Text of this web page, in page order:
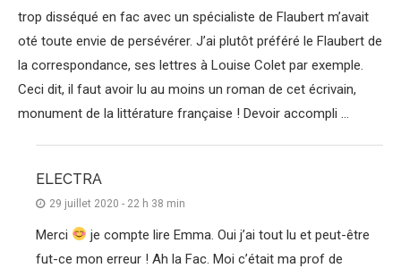
trop disséqué en fac avec un spécialiste de Flaubert m’avait
oté toute envie de persévérer. J’ai plutôt préféré le Flaubert de
la correspondance, ses lettres à Louise Colet par exemple.
Ceci dit, il faut avoir lu au moins un roman de cet écrivain,
monument de la littérature française ! Devoir accompli …
ELECTRA
29 juillet 2020 - 22 h 38 min
Merci
je compte lire Emma. Oui j’ai tout lu et peut-être
fut-ce mon erreur ! Ah la Fac. Moi c’était ma prof de